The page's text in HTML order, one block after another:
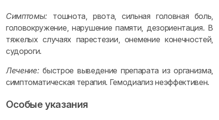
Симптомы: тошнота, рвота, сильная головная боль,
головокружение, нарушение памяти, дезориентация. В
тяжелых случаях парестезии, онемение конечностей,
судороги.
Лечение: быстрое выведение препарата из организма,
симптоматическая терапия. Гемодиализ неэффективен.
Особые указания